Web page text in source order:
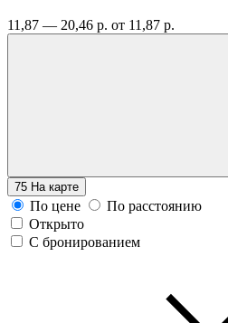
11,87 — 20,46 р. от 11,87 р.
75 На карте
По цене
По расстоянию
Открыто
С бронированием